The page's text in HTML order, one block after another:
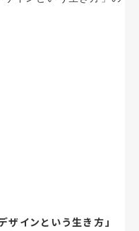
インという生き方」